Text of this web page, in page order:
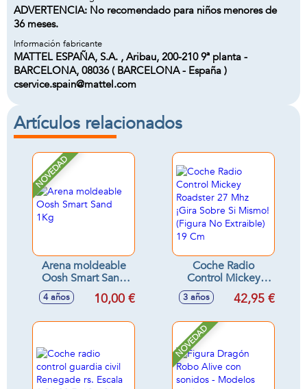
ADVERTENCIA: No recomendado para niños menores de
36 meses.
Información fabricante
MATTEL ESPAÑA, S.A. , Aribau, 200-210 9ª planta -
BARCELONA, 08036 ( BARCELONA - España )
cservice.spain@mattel.com
Artículos relacionados
NOVEDAD
Arena moldeable
Oosh Smart Sand
1Kg
4 años 10,00 €
Coche Radio
Control Mickey
Roadster 27 Mhz
¡Gira Sobre Si
Extraible) 19 Cm
3 años 42,95 €
NOVEDAD